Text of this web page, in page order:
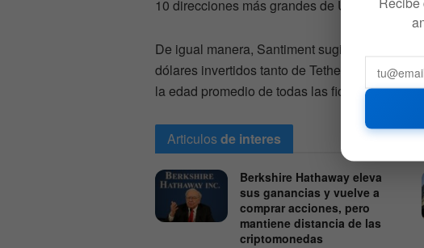
10 direcciones más grandes de USDT y
De igual manera, Santiment sugiere que los
dólares invertidos tanto de Tether como de
la edad promedio de todas las fichas en la
Articulosde interes
Berkshire Hathaway eleva
sus ganancias y vuelve a
comprar acciones, pero
mantiene distancia de las
criptomonedas